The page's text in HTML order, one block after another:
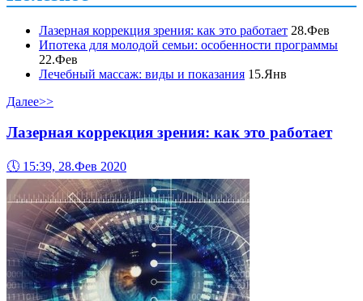
Лазерная коррекция зрения: как это работает 28.Фев
Ипотека для молодой семьи: особенности программы
22.Фев
Лечебный массаж: виды и показания 15.Янв
Далее>>
Лазерная коррекция зрения: как это работает
🕔 15:39, 28.Фев 2020